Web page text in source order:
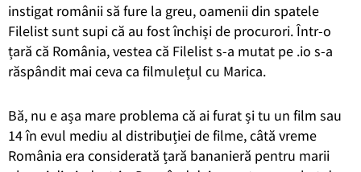
instigat românii să fure la greu, oamenii din spatele
Filelist sunt supi că au fost închiși de procurori. Într-o
țară că România, vestea că Filelist s-a mutat pe .io s-a
răspândit mai ceva ca filmulețul cu Marica.
Bă, nu e așa mare problema că ai furat și tu un film sau
14 în evul mediu al distribuției de filme, câtă vreme
România era considerată țară bananieră pentru marii